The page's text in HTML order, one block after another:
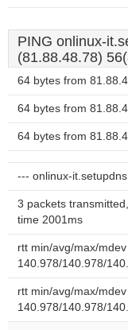
PING onlinux-
(81.88.48.78)
64 bytes from
64 bytes from
64 bytes from
--- onlinux-
3 packets
time 2001ms
rtt min/avg/max/
140.978/140.978/
rtt min/avg/max/
140.978/140.978/